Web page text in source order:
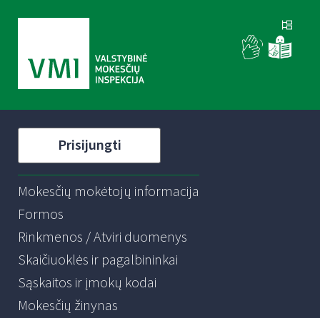
Prisijungti
Mokesčių mokėtojų informacija
Formos
Rinkmenos / Atviri duomenys
Skaičiuoklės ir pagalbininkai
Sąskaitos ir įmokų kodai
Mokesčių žinynas